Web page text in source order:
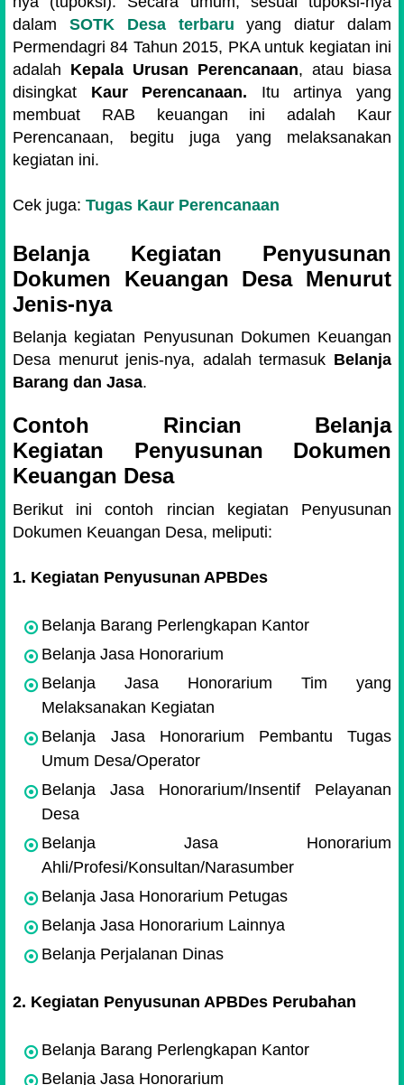
dalam SOTK Desa terbaru yang diatur dalam
Permendagri 84 Tahun 2015, PKA untuk kegiatan ini
adalah Kepala Urusan Perencanaan, atau biasa
disingkat Kaur Perencanaan. Itu artinya yang
membuat RAB keuangan ini adalah Kaur
Perencanaan, begitu juga yang melaksanakan
kegiatan ini.
Cek juga: Tugas Kaur Perencanaan
Belanja Kegiatan Penyusunan
Dokumen Keuangan Desa Menurut
Jenis-nya
Belanja kegiatan Penyusunan Dokumen Keuangan
Desa menurut jenis-nya, adalah termasuk Belanja
Barang dan Jasa.
Contoh Rincian Belanja
Kegiatan Penyusunan Dokumen
Keuangan Desa
Berikut ini contoh rincian kegiatan Penyusunan
Dokumen Keuangan Desa, meliputi:
1. Kegiatan Penyusunan APBDes
Belanja Barang Perlengkapan Kantor
Belanja Jasa Honorarium
Belanja Jasa Honorarium Tim yang
Melaksanakan Kegiatan
Belanja Jasa Honorarium Pembantu Tugas
Umum Desa/Operator
Belanja Jasa Honorarium/Insentif Pelayanan
Desa
Belanja Jasa Honorarium
Ahli/Profesi/Konsultan/Narasumber
Belanja Jasa Honorarium Petugas
Belanja Jasa Honorarium Lainnya
Belanja Perjalanan Dinas
2. Kegiatan Penyusunan APBDes Perubahan
Belanja Barang Perlengkapan Kantor
Belanja Jasa Honorarium